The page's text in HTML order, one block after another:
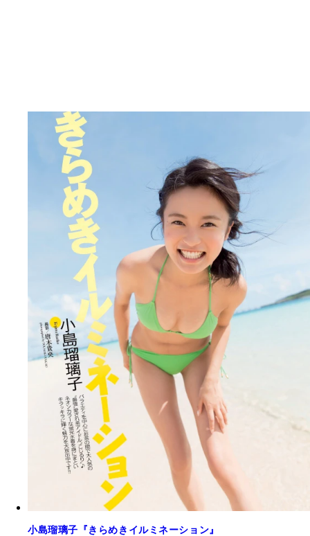
小島瑠璃子『きらめきイルミネーション』